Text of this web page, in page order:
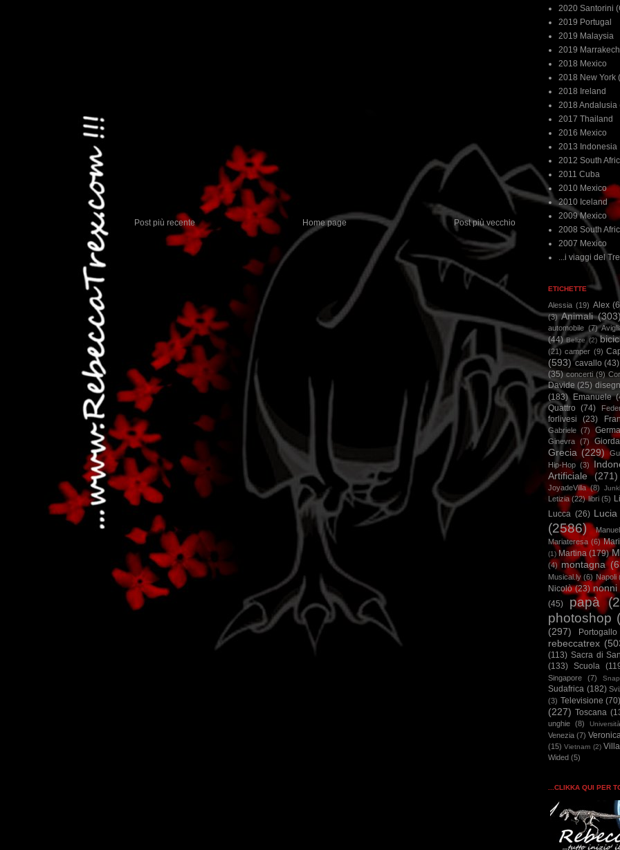
Post più recente Post più vecchio
Home page
2020 Santorini
2019 Portugal
2019 Malaysia
2019
2018 Mexico
2018 New York
2018 Ireland
2018 Andalusia
2017 Thailand
2016 Mexico
2013 Indonesia
2012 South
2011 Cuba
2010 Mexico
2010 Iceland
2009 Mexico
2008 South
2007 Mexico
...i viaggi del
ETICHETTE
Alessia (19) Alex
(3) Animali
automobile (7)
(44) Belize (2)
(21) camper (9)
(593) cavallo (43)
(35) concerti (9)
Davide (25)
(183)
Emanuele
Quattro (74)
forlivesi (23)
Gabriele (7)
Ginevra (7)
Grecia (229)
Hip-Hop (3)
Artificiale
(271)
JoyadeVilla (8)
Letizia (22) libri (5)
Lucca (26) Lucia
(2586)
Mariateresa (6)
(1) Martina (179)
(4) montagna
Musical.ly (6) Napoli
Nicolò (23) nonni
(45) papà
photoshop
(297) Portogallo
rebeccatrex
(113) Sacra di
(133) Scuola
Singapore (7)
Sudafrica (182)
(3) Televisione
(227) Toscana
unghie (8)
Venezia (7)
(15) Vietnam (2)
Wided (5)
...CLIKKA QUI PER